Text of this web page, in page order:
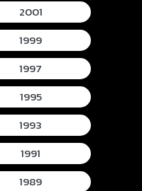
2001
1999
1997
1995
1993
1991
1989